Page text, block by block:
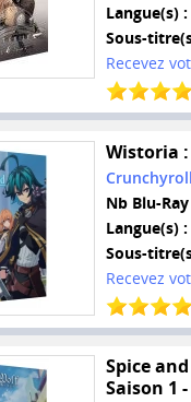
Langue(s) :
Sous-
Recevez
Wistoria :
Crunchyroll
Nb Blu-Ray
Langue(s) :
Sous-
Recevez
Spice
Saison 1